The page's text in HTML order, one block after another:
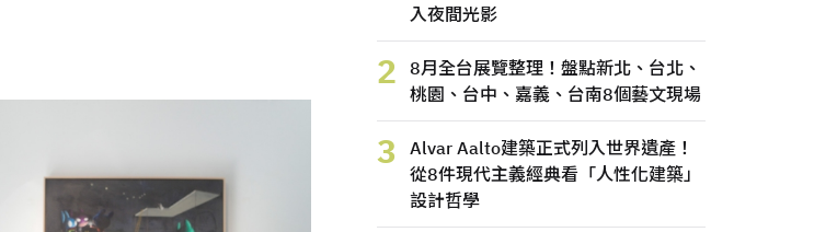
入夜間光影
2
8月全台展覽整理！盤點新北、台北、
桃園、台中、嘉義、台南8個藝文現場
3
Alvar Aalto建築正式列入世界遺產！
從8件現代主義經典看「人性化建築」
設計哲學